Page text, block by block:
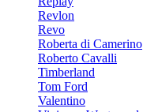
Revlon
Revo
Roberta di Camerino
Roberto Cavalli
Timberland
Tom Ford
Valentino